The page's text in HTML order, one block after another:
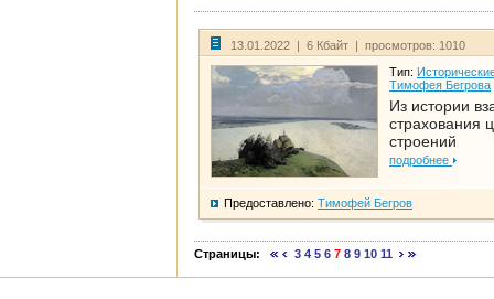
13.01.2022 | 6 Кбайт | просмотров: 1010
Тип:
Тимофея Бегрова
Из истории
страхования
строений
подробнее
Предоставлено: Тимофей Бегров
Страницы: 3 4 5 6 7 8 9 10 11